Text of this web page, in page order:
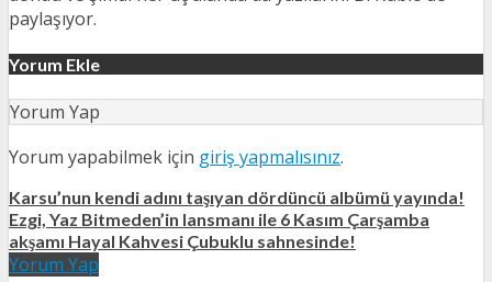
paylaşıyor.
Yorum Ekle
Yorum Yap
Yorum yapabilmek için giriş yapmalısınız.
Karsu’nun kendi adını taşıyan dördüncü albümü yayında!
Ezgi, Yaz Bitmeden’in lansmanı ile 6 Kasım Çarşamba
akşamı Hayal Kahvesi Çubuklu sahnesinde!
Yorum Yap